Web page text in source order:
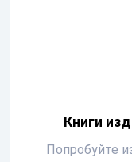
Книги
Попробуйте